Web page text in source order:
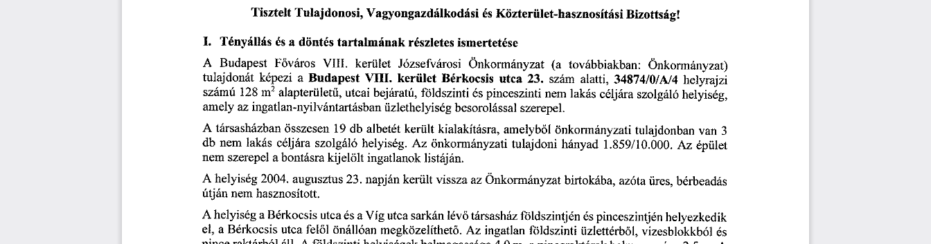
Tisztelt Tulajdonosi, Vagyongazdálkodási és Közterület-hasznosítási Bizottság!
I.
Tényállás és a döntés tartalmának részletes ismertetése
A
Budapest Főváros VIII. kerület Józsefvárosi Önkormányzat (a továbbiakban: Önkormányzat)
tulajdonát képezi a Budapest VIII. kerület Bérkocsis utca 23. szám alatti, 34874/0/A/4 helyrajzi
számú 128 in2 alapterület ű , utcai bejáratú, földszinti es pinceszinti nem lakás céljára szolgáló helyiség,
amely az ingatlan-nyilvántartásban üzlethelyiség besorolással szerepel.
A társasházban összesen 19 db albetét került kialakításra, amelyből önkormányzati tulajdonban van 3
db nem lakás céljára szolgáló helyiség. Az önkormányzati tulajdoni hányad 1.859/10.000. Az épület
nem szerepel a bontásra kijelölt ingatlanok listáján.
A helyiség 2004. augusztus 23. napján került vissza az Önkormányzat birtokába, azóta üres, bérbeadás
útján nem hasznosított.
A helyiség a Bérkocsis utca és a Víg utca sarkán lévő társasház földszintjén és pinceszintjén helyezkedik
el, a Bérkocsis utca felől önállóan megközelíthető Az ingatlan földszinti üzlettérből, vizesblokkból es